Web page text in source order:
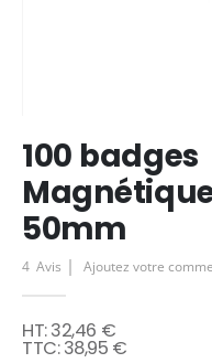
to
the
beginning
of
the
images
100 badges
50mm
4 Avis Ajoutez votre
38,95 €
32,46 €